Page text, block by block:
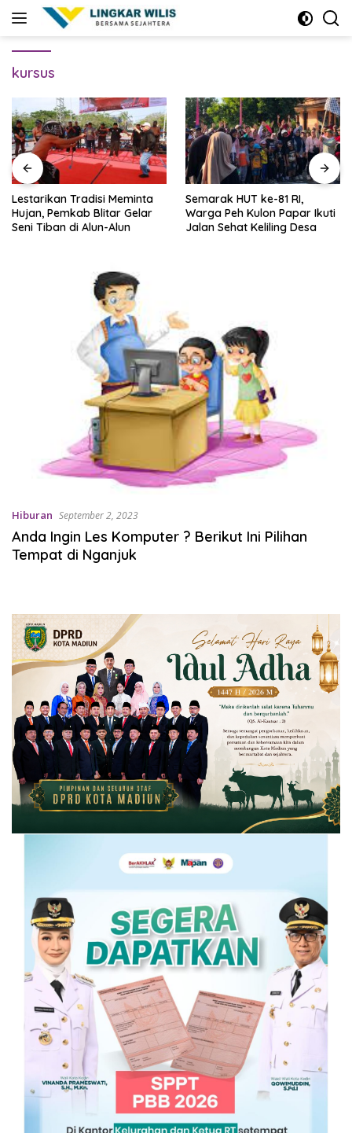
kursus
Lestarikan Tradisi Meminta
Hujan, Pemkab Blitar Gelar
Seni Tiban di Alun-Alun
Semarak HUT ke-81 RI,
Warga Peh Kulon Papar Ikuti
Jalan Sehat Keliling Desa
Hiburan September 2, 2023
Anda Ingin Les Komputer ? Berikut Ini Pilihan
Tempat di Nganjuk